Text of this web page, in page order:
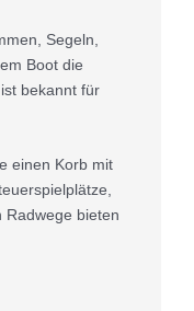
Segeln,
Boot die
bekannt für
einen Korb mit
Radwege bieten